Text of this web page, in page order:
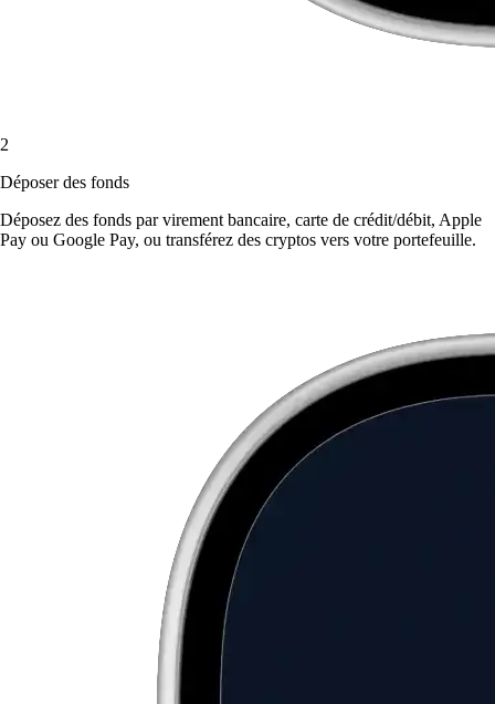
2
Déposer des fonds
Déposez des fonds par virement bancaire, carte de crédit/débit, Apple
Pay ou Google Pay, ou transférez des cryptos vers votre portefeuille.